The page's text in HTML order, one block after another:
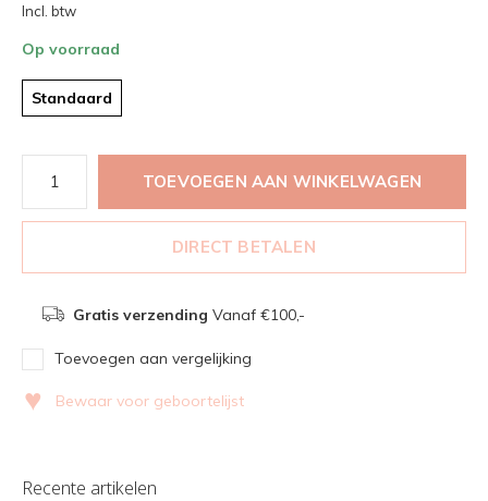
Incl. btw
Op voorraad
Standaard
TOEVOEGEN AAN WINKELWAGEN
DIRECT BETALEN
Gratis verzending Vanaf €100,-
Toevoegen aan vergelijking
♥ Bewaar voor geboortelijst
Recente artikelen